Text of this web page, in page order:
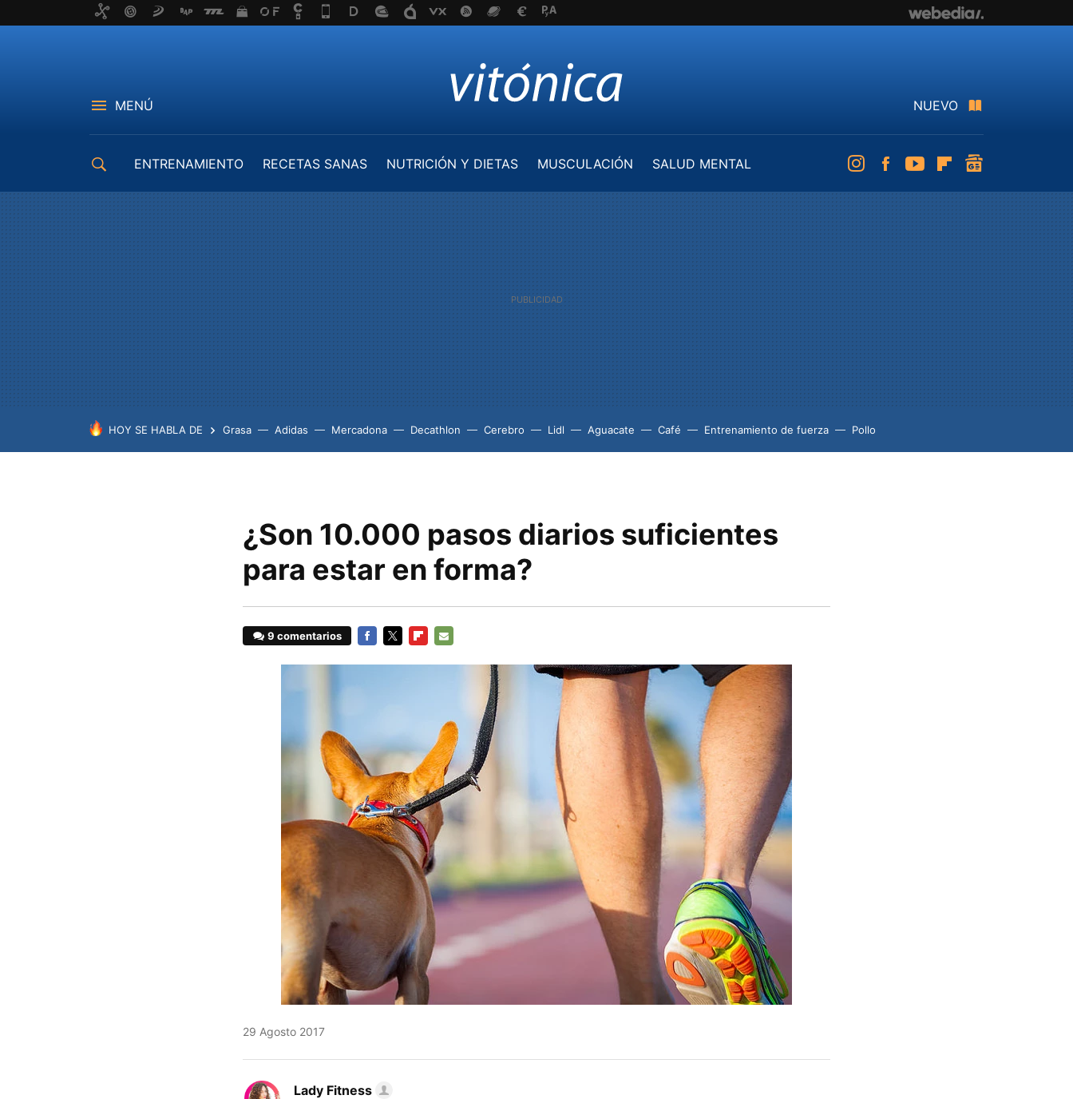
MENÚ NUEVO
ENTRENAMIENTO RECETAS SANAS NUTRICIÓN Y DIETAS MUSCULACIÓN
SALUD MENTAL
InstagramFacebookYoutubeFlipboard
HOY SE HABLA DE Grasa Adidas Mercadona Decathlon Cerebro Lidl Aguacate Café Entrenamiento de fuerza Pollo
¿Son 10.000 pasos diarios suficientes
para estar en forma?
9 comentarios
29 Agosto 2017
Lady Fitness